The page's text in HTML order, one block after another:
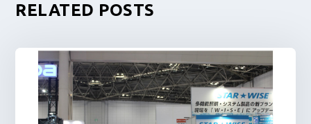
RELATED POSTS